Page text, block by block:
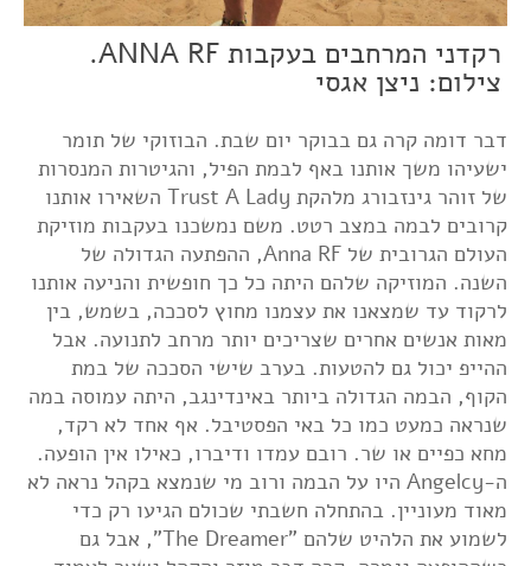
רקדני המרחבים בעקבות ANNA RF.
צילום: ניצן אגסי
דבר דומה קרה גם בבוקר יום שבת. הבוזוקי של תומר
ישעיהו משך אותנו באף לבמת הפיל, והגיטרות המנסרות
של זוהר גינזבורג מלהקת Trust A Lady השאירו אותנו
קרובים לבמה במצב רטט. משם נמשכנו בעקבות מוזיקת
העולם הגרובית של Anna RF, ההפתעה הגדולה של
השנה. המוזיקה שלהם היתה כל כך חופשית והניעה אותנו
לרקוד עד שמצאנו את עצמנו מחוץ לסככה, בשמש, בין
מאות אנשים אחרים שצריכים יותר מרחב לתנועה. אבל
ההייפ יכול גם להטעות. בערב שישי הסככה של במת
הקוף, הבמה הגדולה ביותר באינדינגב, היתה עמוסה במה
שנראה כמעט כמו כל באי הפסטיבל. אף אחד לא רקד,
מחא כפיים או שר. רובם עמדו ודיברו, כאילו אין הופעה.
ה-Angelcy היו על הבמה ורוב מי שנמצא בקהל נראה לא
מאוד מעוניין. בהתחלה חשבתי שכולם הגיעו רק כדי
לשמוע את הלהיט שלהם "The Dreamer", אבל גם